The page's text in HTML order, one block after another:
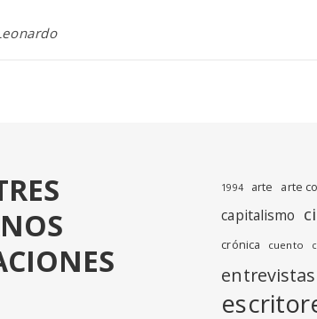
1994 arte arte
capitalismo
crónica cuento
entrevistas